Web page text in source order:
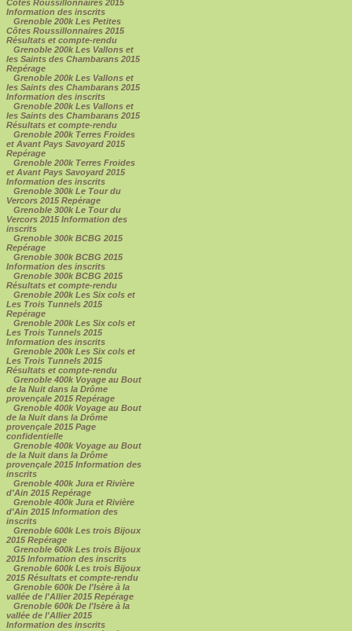
Côtes Roussillonnaires 2015
Information des inscrits
Grenoble 200k Les Petites
Côtes Roussillonnaires 2015
Résultats et compte-rendu
Grenoble 200k Les Vallons et
les Saints des Chambarans 2015
Repérage
Grenoble 200k Les Vallons et
les Saints des Chambarans 2015
Information des inscrits
Grenoble 200k Les Vallons et
les Saints des Chambarans 2015
Résultats et compte-rendu
Grenoble 200k Terres Froides
et Avant Pays Savoyard 2015
Repérage
Grenoble 200k Terres Froides
et Avant Pays Savoyard 2015
Information des inscrits
Grenoble 300k Le Tour du
Vercors 2015 Repérage
Grenoble 300k Le Tour du
Vercors 2015 Information des
inscrits
Grenoble 300k BCBG 2015
Repérage
Grenoble 300k BCBG 2015
Information des inscrits
Grenoble 300k BCBG 2015
Résultats et compte-rendu
Grenoble 200k Les Six cols et
Les Trois Tunnels 2015
Repérage
Grenoble 200k Les Six cols et
Les Trois Tunnels 2015
Information des inscrits
Grenoble 200k Les Six cols et
Les Trois Tunnels 2015
Résultats et compte-rendu
Grenoble 400k Voyage au Bout
de la Nuit dans la Drôme
provençale 2015 Repérage
Grenoble 400k Voyage au Bout
de la Nuit dans la Drôme
provençale 2015 Page
confidentielle
Grenoble 400k Voyage au Bout
de la Nuit dans la Drôme
provençale 2015 Information des
inscrits
Grenoble 400k Jura et Rivière
d'Ain 2015 Repérage
Grenoble 400k Jura et Rivière
d'Ain 2015 Information des
inscrits
Grenoble 600k Les trois Bijoux
2015 Repérage
Grenoble 600k Les trois Bijoux
2015 Information des inscrits
Grenoble 600k Les trois Bijoux
2015 Résultats et compte-rendu
Grenoble 600k De l'Isère à la
vallée de l'Allier 2015 Repérage
Grenoble 600k De l'Isère à la
vallée de l'Allier 2015
Information des inscrits